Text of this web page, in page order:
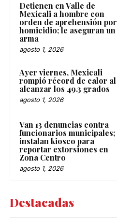
Detienen en Valle de
Mexicali a hombre con
orden de aprehensión por
homicidio; le aseguran un
arma
agosto 1, 2026
Ayer viernes, Mexicali
rompió récord de calor al
alcanzar los 49.3 grados
agosto 1, 2026
Van 13 denuncias contra
funcionarios municipales;
instalan kiosco para
reportar extorsiones en
Zona Centro
agosto 1, 2026
Destacadas